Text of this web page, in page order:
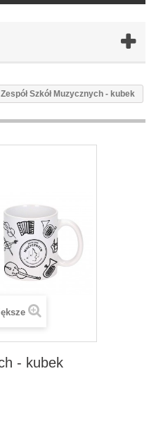
Zespół Szkół Muzycznych - kubek
- kubek